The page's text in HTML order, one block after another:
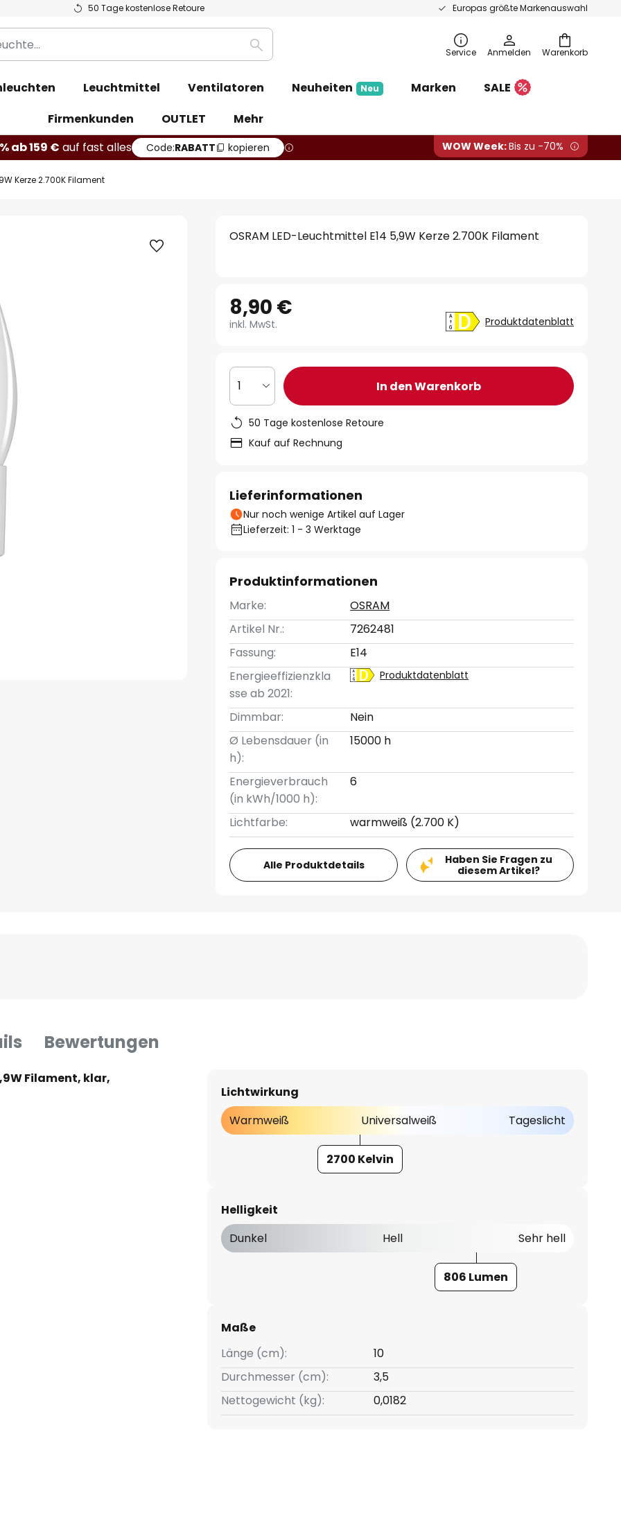
50 Tage kostenlose Retoure Europas größte Markenauswahl
Warenkorb
Suche Service Anmelden
Leuchtmittel Ventilatoren Neuheiten Neu Marken
SALE
Firmenkunden
OUTLET
Mehr
ab 159 € auf fast alles Code:RABATT kopieren WOW Week:Bis zu -70%
Kerze 2.700K Filament
OSRAM LED-Leuchtmittel E14 5,9W Kerze 2.700K Filament
8,90 €
inkl. MwSt. Produktdatenblatt
1 In den Warenkorb
50 Tage kostenlose Retoure
Kauf auf Rechnung
Lieferinformationen
Nur noch wenige Artikel auf Lager
Lieferzeit: 1 - 3 Werktage
Produktinformationen
Marke:
OSRAM
Artikel Nr.:
7262481
Fassung:
E14
Energieeffizienzkla
sse ab 2021:
Produktdatenblatt
Dimmbar:
Nein
Ø Lebensdauer (in
h):
15000 h
Energieverbrauch
(in kWh/1000 h):
6
Lichtfarbe: warmweiß (2.700 K)
Alle Produktdetails
Haben Sie Fragen zu
diesem Artikel?
Bewertungen
Filament, klar,
Lichtwirkung
Warmweiß
Universalweiß Tageslicht
2700 Kelvin
Helligkeit
Dunkel
Hell Sehr hell
806 Lumen
Maße
Länge (cm):
10
Durchmesser (cm):
3,5
Nettogewicht (kg):
0,0182